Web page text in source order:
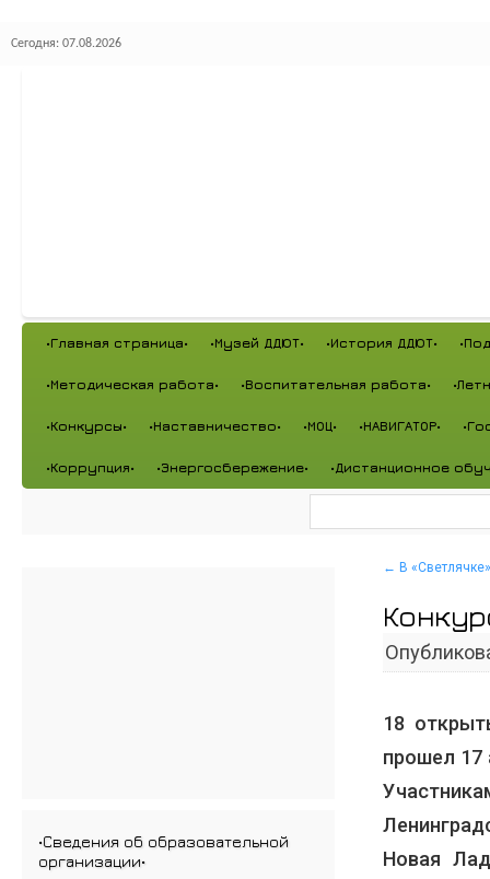
Сегодня: 07.08.2026
•Главная страница• •Музей ДДЮТ• •История ДДЮТ•
•Методическая работа• •Воспитательная работа•
•Конкурсы• •Наставничество• •МОЦ• •НАВИГАТОР•
•Коррупция• •Энергосбережение• •Дистанционное
← В
18
прошел 17
Новая
•Сведения об образовательной
организации•